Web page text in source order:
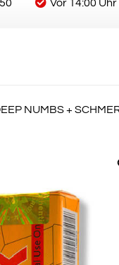
Vor 14:00
NUMBS +